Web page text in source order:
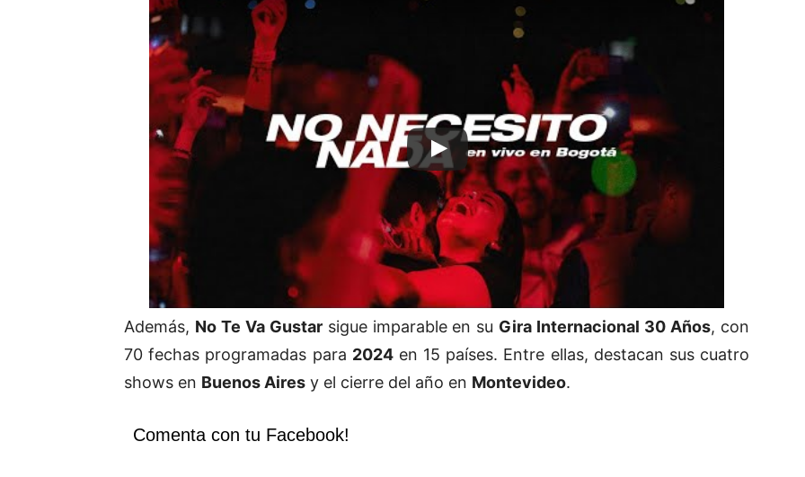
Además, No Te Va Gustarsigue imparable en su Gira Internacional 30 Años, con
70 fechas programadas para 2024en 15 países. Entre ellas, destacan sus cuatro
shows en Buenos Aires y el cierre del año en Montevideo.
Comenta con tu Facebook!